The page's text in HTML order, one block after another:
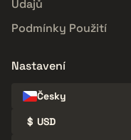
Údajů
Podmínky Použití
Nastavení
Česky
$ USD